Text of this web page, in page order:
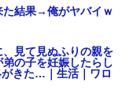
た結果→俺がヤバイｗ
見て見ぬふりの親を
の子を妊娠したらし
がきた…｜生活｜ワロ